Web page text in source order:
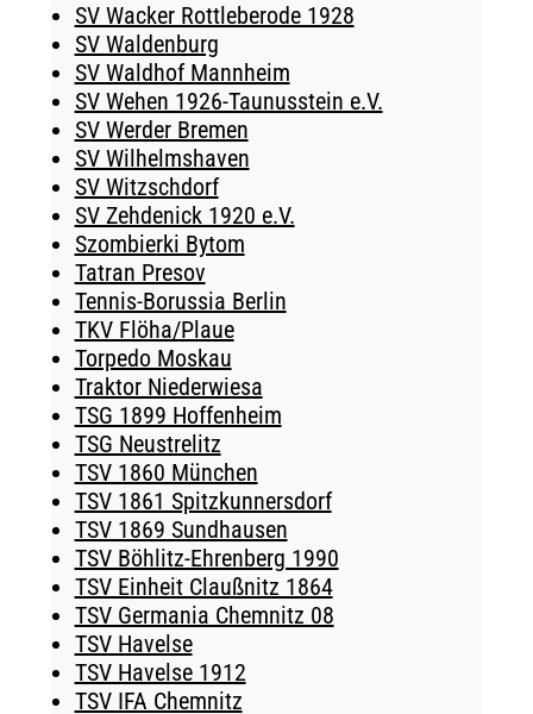
SV Wacker Rottleberode 1928
SV Waldenburg
SV Waldhof Mannheim
SV Wehen 1926-Taunusstein e.V.
SV Werder Bremen
SV Wilhelmshaven
SV Witzschdorf
SV Zehdenick 1920 e.V.
Szombierki Bytom
Tatran Presov
Tennis-Borussia Berlin
TKV Flöha/Plaue
Torpedo Moskau
Traktor Niederwiesa
TSG 1899 Hoffenheim
TSG Neustrelitz
TSV 1860 München
TSV 1861 Spitzkunnersdorf
TSV 1869 Sundhausen
TSV Böhlitz-Ehrenberg 1990
TSV Einheit Claußnitz 1864
TSV Germania Chemnitz 08
TSV Havelse
TSV Havelse 1912
TSV IFA Chemnitz